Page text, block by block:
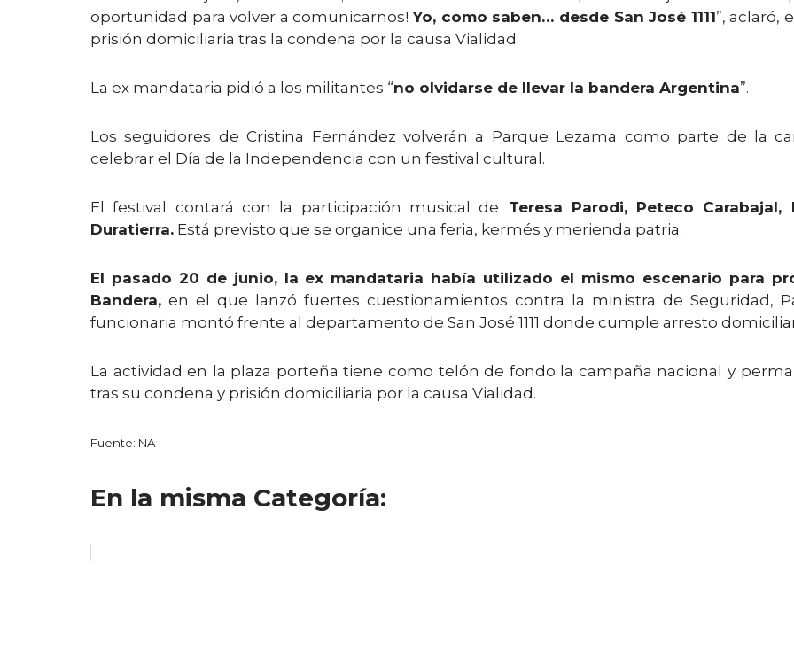
oportunidad para volver a comunicarnos!Yo, como saben… desde San José 1111”, aclaró,
prisión domiciliaria tras la condena por la causa Vialidad.
La ex mandataria pidió a los militantes “no olvidarse de llevar la bandera Argentina”.
Los seguidores de Cristina Fernández volverán a Parque Lezama como parte de la
celebrar el Día de la Independencia con un festival cultural.
El festival contará con la participación musical de Teresa Parodi, Peteco
Duratierra. Está previsto que se organice una feria, kermés y merienda patria.
El pasado 20 de junio, la ex mandataria había utilizado el mismo escenario para
Bandera, en el que lanzó fuertes cuestionamientos contra la ministra de Seguridad,
funcionaria montó frente al departamento de San José 1111 donde cumple arresto
La actividad en la plaza porteña tiene como telón de fondo la campaña nacional y
tras su condena y prisión domiciliaria por la causa Vialidad.
Fuente: NA
En la misma Categoría: